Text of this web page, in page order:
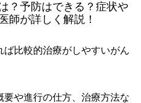
？予防はできる？症状や
師が詳しく解説！
比較的治療がしやすいがん
や進行の仕方、治療方法な